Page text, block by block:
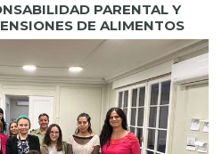
PARENTAL Y
DE ALIMENTOS